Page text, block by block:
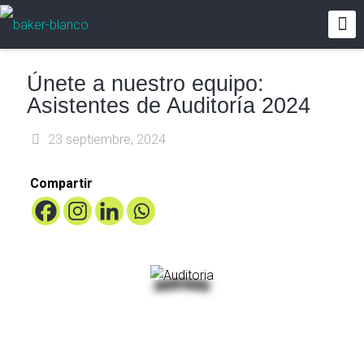
Únete a nuestro equipo:
Asistentes de Auditoría 2024
23 septiembre, 2024
Compartir